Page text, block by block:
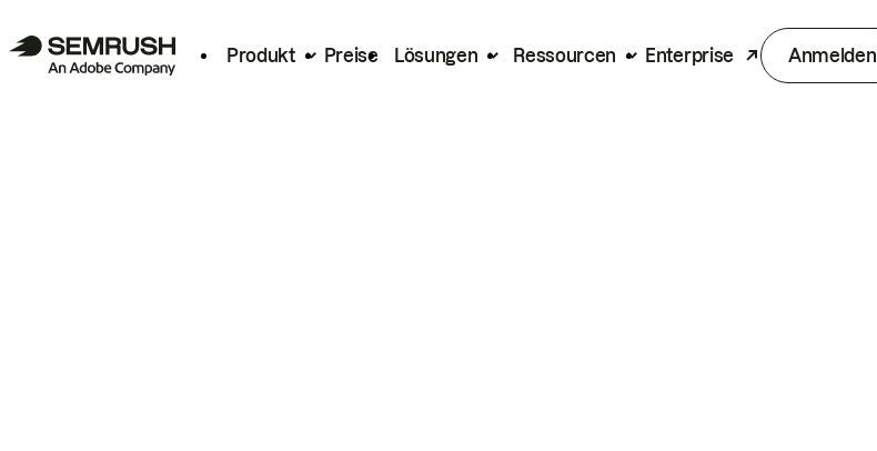
Produkt Preise Lösungen Ressourcen Enterprise Anmelden